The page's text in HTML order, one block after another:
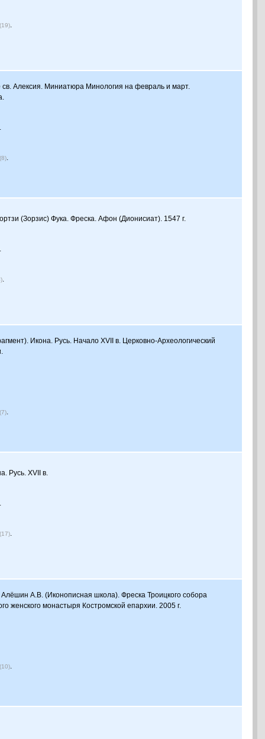
(19).
св. Алексия. Миниатюра Минология на февраль и март.
(8).
(Зорзис) Фука. Фреска. Афон (Дионисиат). 1547 г.
.
Икона. Русь. Начало XVII в. Церковно-Археологический
(7).
Русь. XVII в.
(17).
А.В. (Иконописная школа). Фреска Троицкого собора
женского монастыря Костромской епархии. 2005 г.
(10).